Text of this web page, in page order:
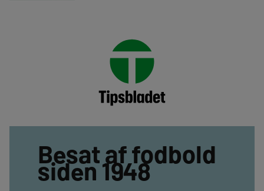
Besat af fodbold
siden 1948